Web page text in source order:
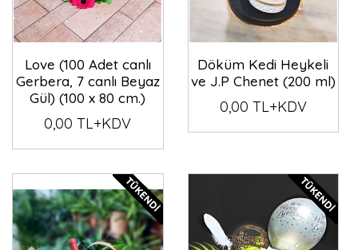
Love (100 Adet canlı
Gerbera, 7 canlı Beyaz
Gül) (100 x 80 cm.)
0,00 TL+KDV
Döküm Kedi Heykeli
ve J.P Chenet (200 ml)
0,00 TL+KDV